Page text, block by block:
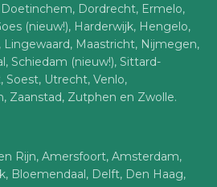
Dordrecht, Ermelo,
(nieuw!), Harderwijk, Hengelo,
Lingewaard, Maastricht, Nijmegen,
Schiedam (nieuw!), Sittard-
Soest, Utrecht, Venlo,
Zaanstad, Zutphen en Zwolle.
Rijn, Amersfoort, Amsterdam,
Bloemendaal, Delft, Den Haag,